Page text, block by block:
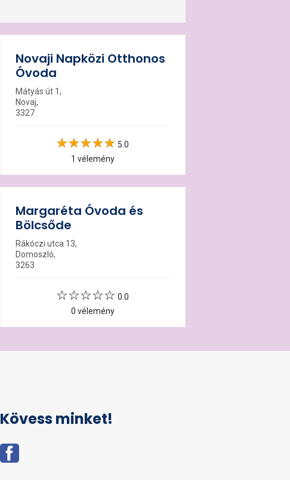
Novaji Napközi Otthonos
Óvoda
Mátyás út 1,
Novaj,
3327
5.0
1 vélemény
Margaréta Óvoda és
Bölcsőde
Rákóczi utca 13,
Domoszló,
3263
0.0
0 vélemény
Kövess minket!